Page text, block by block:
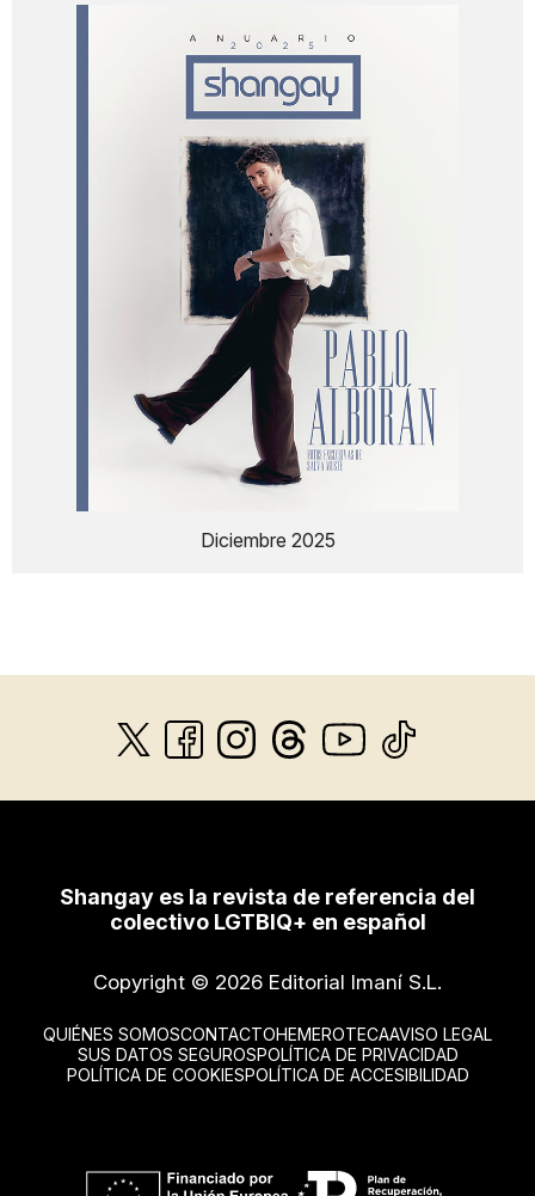
Diciembre 2025
Shangay es la revista de referencia del
colectivo LGTBIQ+ en español
Copyright © 2026 Editorial Imaní S.L.
QUIÉNES SOMOSCONTACTOHEMEROTECAAVISO LEGAL
SUS DATOS SEGUROSPOLÍTICA DE PRIVACIDAD
POLÍTICA DE COOKIESPOLÍTICA DE ACCESIBILIDAD